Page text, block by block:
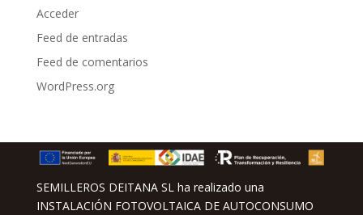
Acceder
Feed de entradas
Feed de comentarios
WordPress.org
SEMILLEROS DEITANA SL ha realizado una
INSTALACIÓN FOTOVOLTAICA DE AUTOCONSUMO